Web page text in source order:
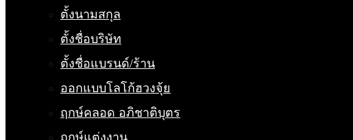
ตั้งนามสกุล
ตั้งชื่อบริษัท
ตั้งชื่อแบรนด์/ร้าน
ออกแบบโลโก้ฮวงจุ้ย
ฤกษ์คลอด อภิชาติบุตร
ฤกษ์แต่งงาน